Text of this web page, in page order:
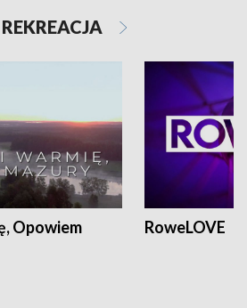
Opowiem
RoweLOVE